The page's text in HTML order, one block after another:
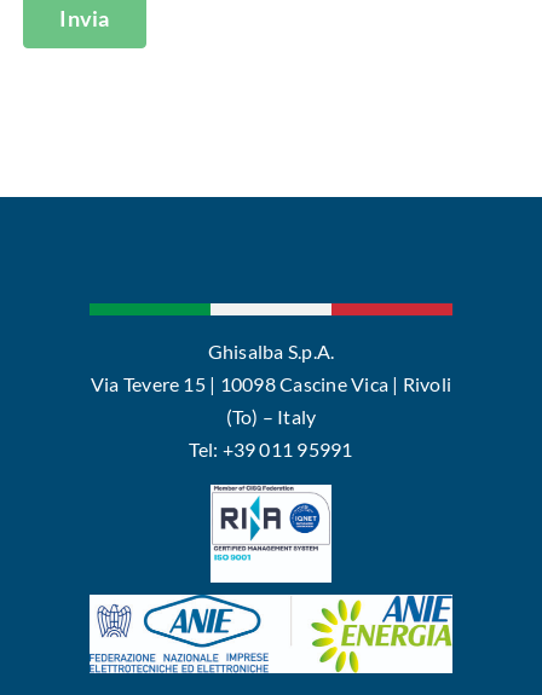
Invia
Ghisalba S.p.A.
Via Tevere 15 | 10098 Cascine Vica | Rivoli
(To) – Italy
Tel: +39 011 95991